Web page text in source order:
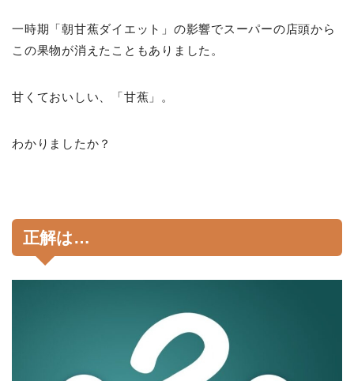
一時期「朝甘蕉ダイエット」の影響でスーパーの店頭から
この果物が消えたこともありました。
甘くておいしい、「甘蕉」。
わかりましたか？
正解は…